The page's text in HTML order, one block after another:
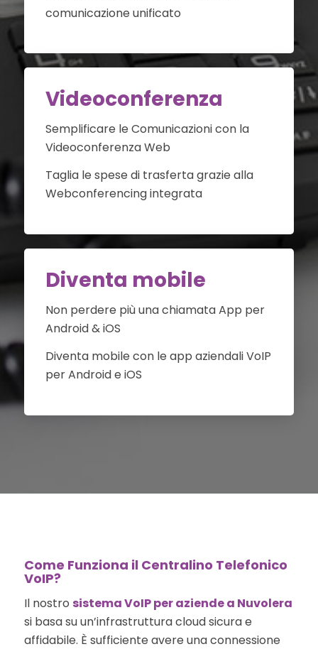
comunicazione unificato
Videoconferenza
Semplificare le Comunicazioni con la
Videoconferenza Web
Taglia le spese di trasferta grazie alla
Webconferencing integrata
Diventa mobile
Non perdere più una chiamata App per
Android & iOS
Diventa mobile con le app aziendali VoIP
per Android e iOS
Come Funziona il Centralino Telefonico
VoIP?
Il nostro sistema VoIP per aziende a Nuvolera
si basa su un’infrastruttura cloud sicura e
affidabile. È sufficiente avere una connessione